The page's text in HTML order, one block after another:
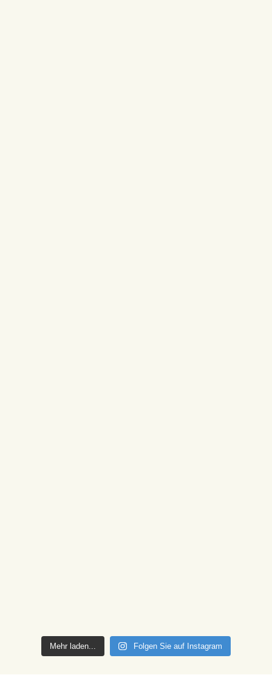
Mehr laden... Folgen Sie auf Instagram